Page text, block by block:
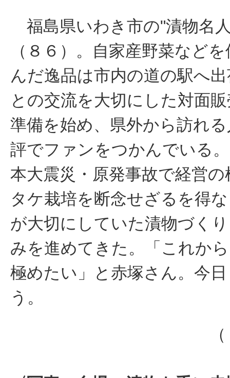
福島県いわき市の"漬物名
（８６）。自家産野菜など
んだ逸品は市内の道の駅へ
との交流を大切にした対面
準備を始め、県外から訪れ
評でファンをつかんでいる
本大震災・原発事故で経営
タケ栽培を断念せざるを得
が大切にしていた漬物づく
みを進めてきた。「これか
極めたい」と赤塚さん。今
う。